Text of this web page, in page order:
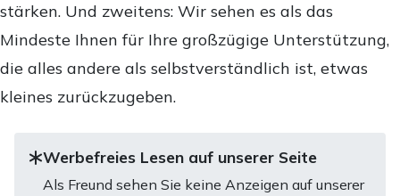
stärken. Und zweitens: Wir sehen es als das
Mindeste Ihnen für Ihre großzügige Unterstützung,
die alles andere als selbstverständlich ist, etwas
kleines zurückzugeben.
Werbefreies Lesen auf unserer Seite
Als Freund sehen Sie keine Anzeigen auf unserer